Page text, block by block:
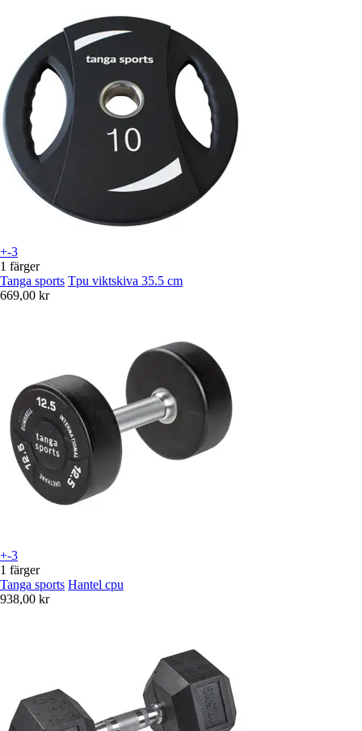
+-3
1 färger
Tanga sports Tpu viktskiva 35.5 cm
669,00 kr
+-3
1 färger
Tanga sports Hantel cpu
938,00 kr